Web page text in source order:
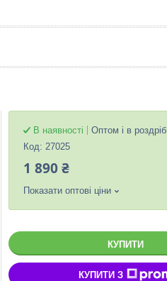
В наявності
Оптом і в роздріб
Код: 27025
1 890 ₴
Показати оптові ціни
КУПИТИ
КУПИТИ З